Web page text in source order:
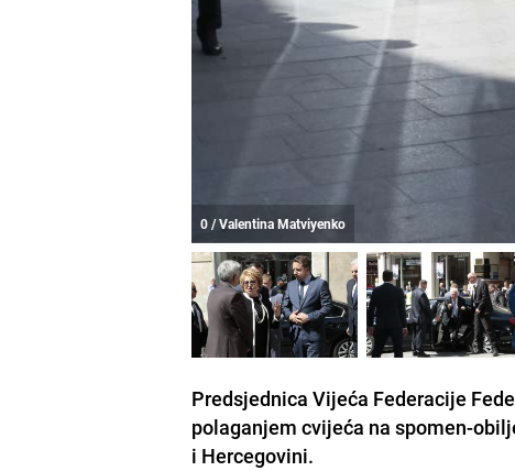
0 / Valentina Matviyenko
Predsjednica Vijeća Federacije
polaganjem cvijeća na spomen-
i Hercegovini.